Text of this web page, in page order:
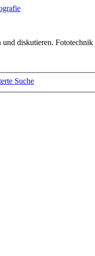
diskutieren. Fototechnik
Suche